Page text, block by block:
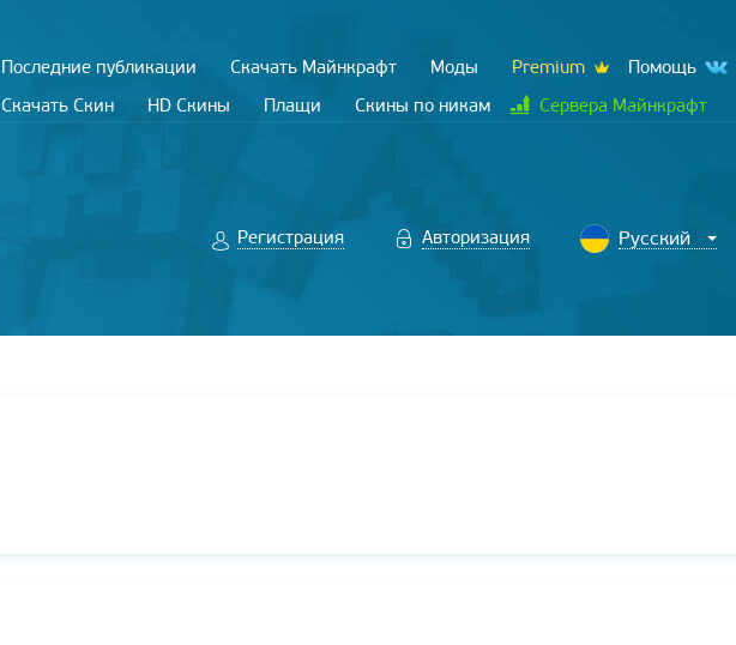
Последние публикации Скачать Майнкрафт Моды Premium
Помощь
Скачать Скин
HD Скины Плащи Скины по никам Сервера Майнкрафт
Регистрация Авторизация